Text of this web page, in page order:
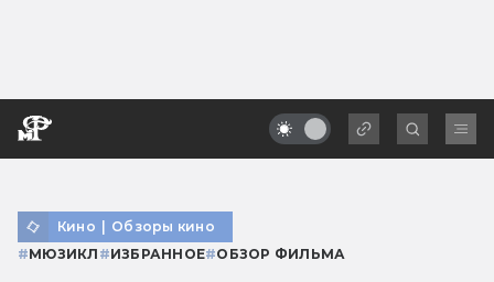
Кино | Обзоры кино
#МЮЗИКЛ #ИЗБРАННОЕ#ОБЗОР ФИЛЬМА